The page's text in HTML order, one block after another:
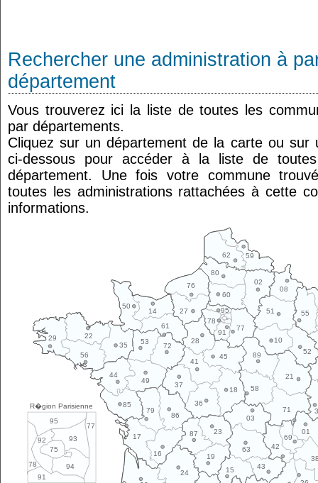
Rechercher une administration à
département
Vous trouverez ici la liste de toutes les
par départements.
Cliquez sur un département de la carte ou sur
ci-dessous pour accéder à la liste de
département. Une fois votre commune
toutes les administrations rattachées à cette
informations.
R�gion Parisienne
77
78
91
95
93
75
94
92
10
14
15
16
17
18
19
21
22
23
24
27
28
29
35
36
37
41
42
43
44
45
49
50
51
52
53
55
56
58
59
60
61
62
63
69
01
02
03
08
71
72
76
77
78
79
80
85
86
87
89
91
95